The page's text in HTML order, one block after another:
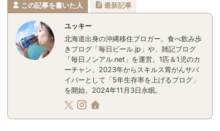
この記事を書いた人 最新記事
ユッキー
北海道出身の沖縄移住ブロガー。食べ飲み歩
きブログ「毎日ビール.jp」や、雑記ブログ
「毎日ノンアル.net」を運営。1匹＆1児のカ
ーチャン。2023年からスキルス胃がんサバ
イバーとして「5年生存率を上げるブログ」
を開始。2024年11月3日永眠。